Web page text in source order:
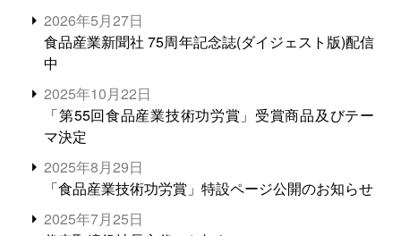
2026年5月27日
食品産業新聞社 75周年記念誌(ダイジェスト版)配信
中
2025年10月22日
「第55回食品産業技術功労賞」受賞商品及びテー
マ決定
2025年8月29日
「食品産業技術功労賞」特設ページ公開のお知らせ
2025年7月25日